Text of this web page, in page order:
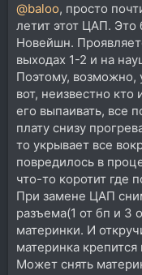
@baloo, просто
летит этот ЦАП.
Новейшн.
выходах 1-2 и на
Поэтому, возможно,
вот, неизвестно
его выпаивать, все
плату снизу
то укрывает все
повредилось в
что-то коротит где
При замене ЦАП
разъема(1 от бп и 3
материнки. И
материнка крепится
Может снять